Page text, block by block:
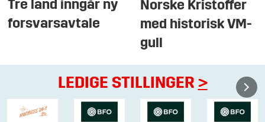
Tre land inngår ny
forsvarsavtale
Norske Kristoffer
med historisk VM-
gull
LEDIGE STILLINGER >